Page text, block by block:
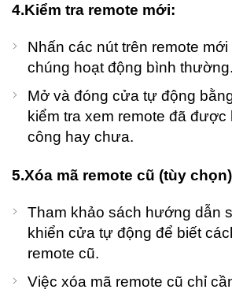
4.Kiểm tra remote mới:
Nhấn các nút trên remote
chúng hoạt động bình thường.
Mở và đóng cửa tự động
kiểm tra xem remote đã được
công hay chưa.
5.Xóa mã remote cũ (tùy
Tham khảo sách hướng dẫn
khiển cửa tự động để biết
remote cũ.
Việc xóa mã remote cũ chỉ